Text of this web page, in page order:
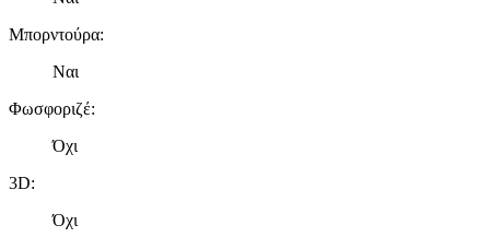
Μπορντούρα:
Ναι
Φωσφοριζέ:
Όχι
3D:
Όχι